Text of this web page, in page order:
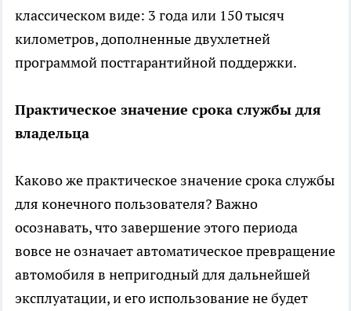
классическом виде: 3 года или 150 тысяч
километров, дополненные двухлетней
программой постгарантийной поддержки.
Практическое значение срока службы для
владельца
Каково же практическое значение срока службы
для конечного пользователя? Важно
осознавать, что завершение этого периода
вовсе не означает автоматическое превращение
автомобиля в непригодный для дальнейшей
эксплуатации, и его использование не будет